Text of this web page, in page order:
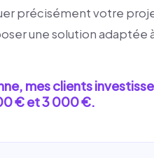
précisément votre
une solution adaptée
mes clients
€ et 3 000 €.